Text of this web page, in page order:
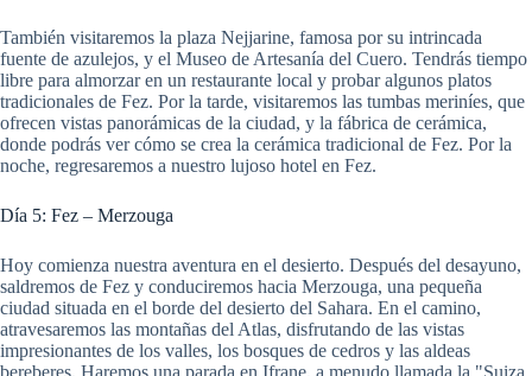
También visitaremos la plaza Nejjarine, famosa por su intrincada
fuente de azulejos, y el Museo de Artesanía del Cuero. Tendrás tiempo
libre para almorzar en un restaurante local y probar algunos platos
tradicionales de Fez. Por la tarde, visitaremos las tumbas meriníes, que
ofrecen vistas panorámicas de la ciudad, y la fábrica de cerámica,
donde podrás ver cómo se crea la cerámica tradicional de Fez. Por la
noche, regresaremos a nuestro lujoso hotel en Fez.
Día 5: Fez – Merzouga
Hoy comienza nuestra aventura en el desierto. Después del desayuno,
saldremos de Fez y conduciremos hacia Merzouga, una pequeña
ciudad situada en el borde del desierto del Sahara. En el camino,
atravesaremos las montañas del Atlas, disfrutando de las vistas
impresionantes de los valles, los bosques de cedros y las aldeas